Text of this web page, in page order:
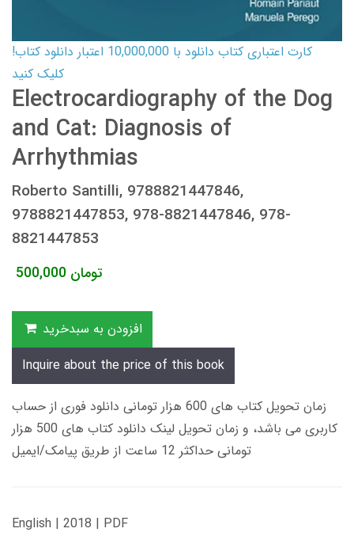
کارت اعتباری کتاب دانلود با 10,000,000 اعتبار دانلود کتاب!
کلیک کنید
Electrocardiography of the Dog
and Cat: Diagnosis of
Arrhythmias
Roberto Santilli, 9788821447846,
9788821447853, 978-8821447846, 978-
8821447853
500,000 تومان
افزودن به سبدخرید
Inquire about the price of this book
زمان تحویل کتاب های 600 هزار تومانی دانلود فوری از حساب
کاربری می باشد، و زمان تحویل لینک دانلود کتاب های 500 هزار
تومانی حداکثر 12 ساعت از طریق پیامک/ایمیل
English | 2018 | PDF